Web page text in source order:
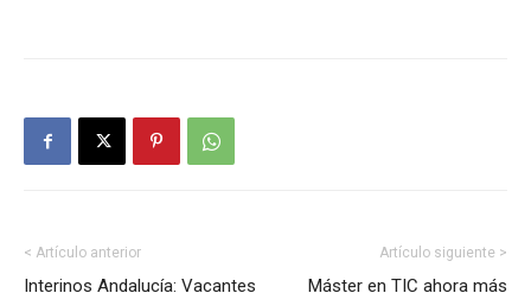
< Artículo anterior
Interinos Andalucía: Vacantes
Artículo siguiente >
Máster en TIC ahora más